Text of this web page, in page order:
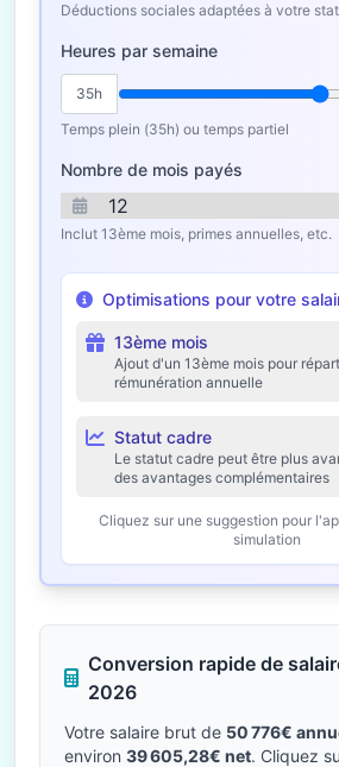
Déductions sociales adaptées à votre
Heures par semaine
35h
Temps plein (35h) ou temps partiel
Nombre de mois payés
Inclut 13ème mois, primes annuelles, etc.
Optimisations pour votre
13ème mois
Ajout d'un 13ème mois pour
rémunération annuelle
Statut cadre
Le statut cadre peut être plus
des avantages complémentaires
Cliquez sur une suggestion pour
simulation
Conversion rapide de
2026
Votre salaire brut de 50 776€
environ 39 605,28€ net. Cliquez